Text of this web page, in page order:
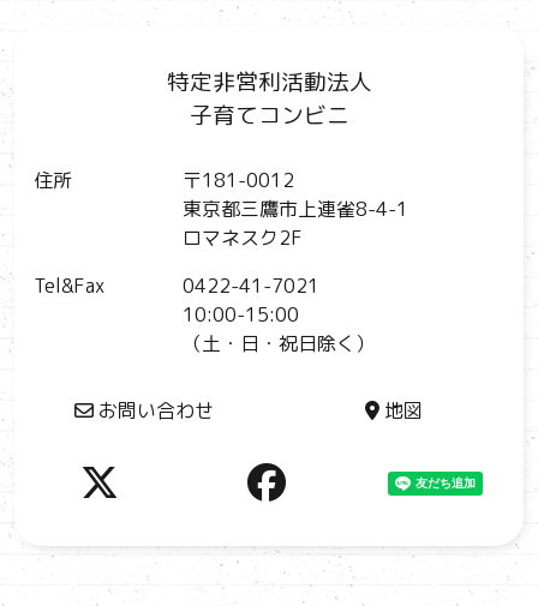
特定非営利活動法人
子育てコンビニ
住所
〒181-0012
東京都三鷹市上連雀8-4-1
ロマネスク2F
Tel&Fax
0422-41-7021
10:00-15:00
（土・日・祝日除く）
お問い合わせ 地図